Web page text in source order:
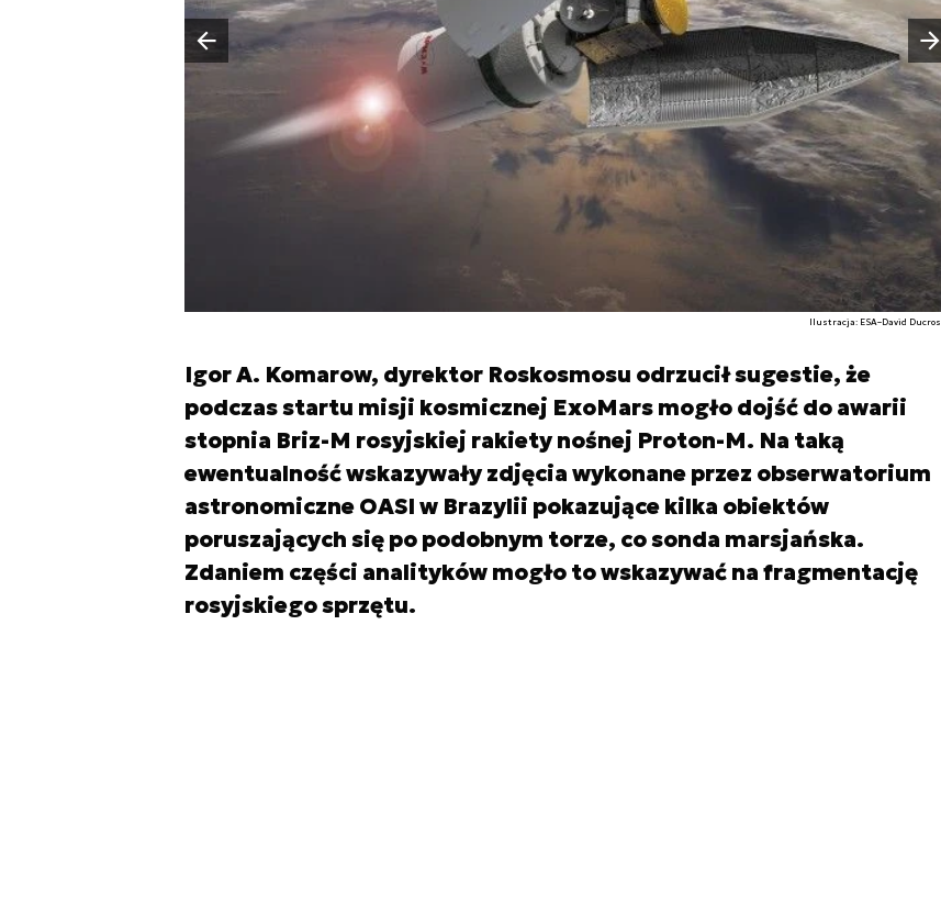
Ilustracja: ESA–David Ducros
Poprzedni slajd
Następny slajd
Igor A. Komarow, dyrektor Roskosmosu odrzucił sugestie, że
podczas startu misji kosmicznej ExoMars mogło dojść do awarii
stopnia Briz-M rosyjskiej rakiety nośnej Proton-M. Na taką
ewentualność wskazywały zdjęcia wykonane przez obserwatorium
astronomiczne OASI w Brazylii pokazujące kilka obiektów
poruszających się po podobnym torze, co sonda marsjańska.
Zdaniem części analityków mogło to wskazywać na fragmentację
rosyjskiego sprzętu.